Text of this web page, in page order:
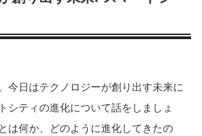
今日はテクノロジーが創り出す未来に
シティの進化について話をしましょ
は何か、どのように進化してきたの